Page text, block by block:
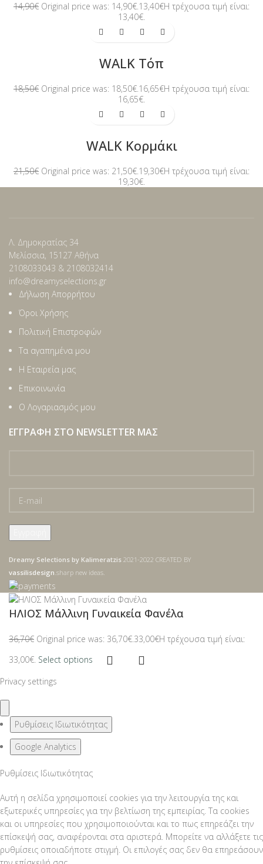
14,90€ Original price was: 14,90€.13,40€Η τρέχουσα τιμή είναι:
13,40€.
-10%
WALK Tόπ
18,50€ Original price was: 18,50€.16,65€Η τρέχουσα τιμή είναι:
16,65€.
-10%
WALK Κορμάκι
21,50€ Original price was: 21,50€.19,30€Η τρέχουσα τιμή είναι:
19,30€.
Λ. Δημοκρατίας 34
Μελίσσια, 15127 Αθήνα
2108033043 & 2108032414
info@dreamyselections.gr
Δήλωση Απορρήτου
Όροι Χρήσης
Πολιτική Επιστροφών
Τα αγαπημένα μου
Η Εταιρεία μας
Επικοινωνία
Ο Λογαριασμός μου
ΕΓΓΡΑΦΉ ΣΤΟ NEWSLETTER ΜΑΣ
Dreamy Selections by Kalimeratzis 2021-2022 CREATED BY
vassilisdesign.sharp new ideas.
ΗΛΙΟΣ Μάλλινη Γυναικεία Φανέλα
36,70€ Original price was: 36,70€. 33,00€Η τρέχουσα τιμή είναι:
33,00€. Select options
Privacy settings
Ρυθμίσεις Ιδιωτικότητας
Google Analytics
Ρυθμίσεις Ιδιωτικότητας
Αυτή η σελίδα χρησιμοποιεί cookies για την λειτουργία της και
εξωτερικές υπηρεσίες για την βελτίωση της εμπειρίας. Τα cookies
και οι υπηρεσίες που χρησιμοποιούνται και το πως επηρεάζει την
επίσκεψή σας, αναφέρονται στα αριστερά. Μπορείτε να αλλάξετε τις
ρυθμίσεις οποιαδήποτε στιγμή. Οι επιλογές σας δεν θα επηρεάσουν